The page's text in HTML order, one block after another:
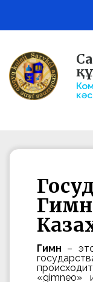
Гимн
Гимн –
«gimneo»